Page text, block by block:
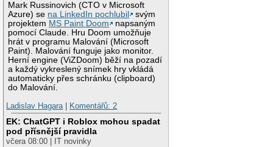
Mark Russinovich (CTO v Microsoft
Azure) se na LinkedIn pochlubil
svým
projektem MS Paint Doom
napsaným
pomocí Claude. Hru Doom umožňuje
hrát v programu Malování (Microsoft
Paint). Malování funguje jako monitor.
Herní engine (ViZDoom) běží na pozadí
a každý vykreslený snímek hry vkládá
automaticky přes schránku (clipboard)
do Malování.
Ladislav Hagara
Komentářů: 2
EK: ChatGPT i Roblox mohou spadat
pod přísnější pravidla
včera 08:00 | IT novinky